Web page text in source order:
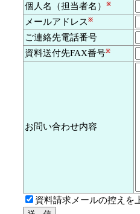
個人名（担当者名）
※
メールアドレス ※
ご連絡先電話番号
資料送付先FAX番号※
お問い合わせ内容
資料請求メールの控えを